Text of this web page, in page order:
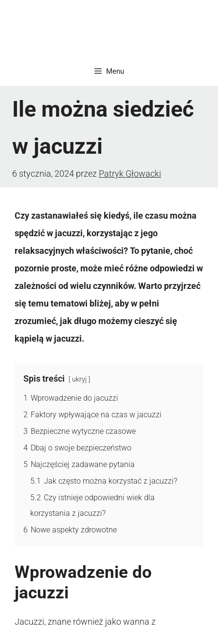
Menu
Ile można siedzieć
w jacuzzi
6 stycznia, 2024 przez Patryk Głowacki
Czy zastanawiałeś się kiedyś, ile czasu można
spędzić w jacuzzi, korzystając z jego
relaksacyjnych właściwości? To pytanie, choć
pozornie proste, może mieć różne odpowiedzi w
zależności od wielu czynników. Warto przyjrzeć
się temu tematowi bliżej, aby w pełni
zrozumieć, jak długo możemy cieszyć się
kąpielą w jacuzzi.
Spis treści ukryj
1 Wprowadzenie do jacuzzi
2 Faktory wpływające na czas w jacuzzi
3 Bezpieczne wytyczne czasowe
4 Dbaj o swoje bezpieczeństwo
5 Najczęściej zadawane pytania
5.1 Jak często można korzystać z jacuzzi?
5.2 Czy istnieje odpowiedni wiek dla
korzystania z jacuzzi?
6 Nowe aspekty zdrowotne
Wprowadzenie do
jacuzzi
Jacuzzi, znane również jako wanna z